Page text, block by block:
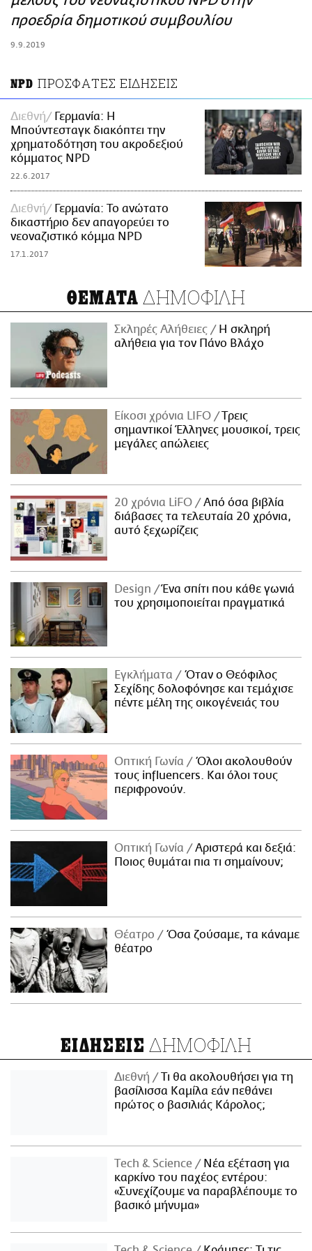
ΑΜΠΑ
προεδρία δημοτικού συμβουλίου
9.9.2019
NPD ΠΡΟΣΦΑΤΕΣ ΕΙΔΗΣΕΙΣ
Διεθνή
Γερμανία: Η
Μπούντεσταγκ διακόπτει την
χρηματοδότηση του ακροδεξιού
κόμματος NPD
22.6.2017
Διεθνή
Γερμανία: Το ανώτατο
δικαστήριο δεν απαγορεύει το
νεοναζιστικό κόμμα NPD
17.1.2017
ΘΕΜΑΤΑ ΔΗΜΟΦΙΛΗ
Σκληρές Αλήθειες
H σκληρή
αλήθεια για τον Πάνο Βλάχο
Είκοσι χρόνια LIFO
Tρεις
σημαντικοί Έλληνες μουσικοί, τρεις
μεγάλες απώλειες
20 χρόνια LiFO
Από όσα βιβλία
διάβασες τα τελευταία 20 χρόνια,
αυτό ξεχωρίζεις
Design
Ένα σπίτι που κάθε γωνιά
του χρησιμοποιείται πραγματικά
Εγκλήματα
Όταν ο Θεόφιλος
Σεχίδης δολοφόνησε και τεμάχισε
πέντε μέλη της οικογένειάς του
Οπτική Γωνία
Όλοι ακολουθούν
τους influencers. Και όλοι τους
περιφρονούν.
Οπτική Γωνία
Αριστερά και δεξιά:
Ποιος θυμάται πια τι σημαίνουν;
Θέατρο
Όσα ζούσαμε, τα κάναμε
θέατρο
ΕΙΔΗΣΕΙΣ ΔΗΜΟΦΙΛΗ
Διεθνή
Τι θα ακολουθήσει για τη
βασίλισσα Καμίλα εάν πεθάνει
πρώτος ο βασιλιάς Κάρολος;
Τech & Science
Νέα εξέταση για
καρκίνο του παχέος εντέρου:
«Συνεχίζουμε να παραβλέπουμε το
βασικό μήνυμα»